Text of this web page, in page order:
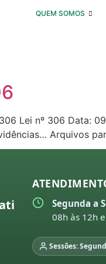
QUEM SOMOS
Lei nº 306 Data:
Arquivos
Segunda a
08h às 12h
Sessões: